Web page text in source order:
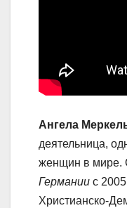
Ангела
деятельница,
женщин в мире.
Германии с
Христианско-